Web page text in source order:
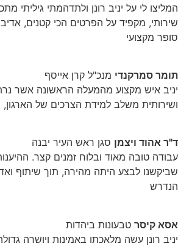
המליצו לי על יניב רונן ולתדהמתי גיליתי
סופר מקצועי
תומר סמרקנדי מנכ"ל קרן אייסף
יניב איש מקצוע מהמעלה הראשונה אשר
ושירותית משלב למידת הצרכים של
ד"ר אהוד ויצמן סגן ראש העיר יבנה
עבודה טובה מאוד ובלוח זמנים קצר.
שביקשנו לבצע היתה מהירה, תוך שיתוף
הנדרש
אסא קיסר טבעונות ביהדות
יניב רונן עשה מלאכתו באמינות ויושרה